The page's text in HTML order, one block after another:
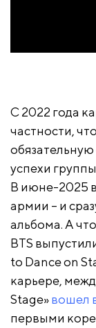
С 2022 года
частности,
успехи
В июне-2025
армии – и
альбома. А
BTS
to Dance on
карьере,
Stage»вошел
первыми